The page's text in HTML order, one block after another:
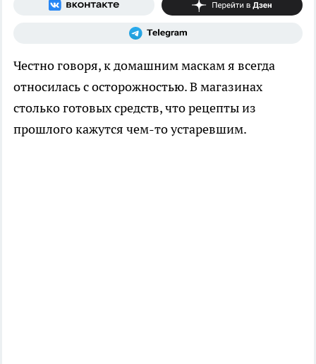
Честно говоря, к домашним маскам я всегда
относилась с осторожностью. В магазинах
столько готовых средств, что рецепты из
прошлого кажутся чем-то устаревшим.